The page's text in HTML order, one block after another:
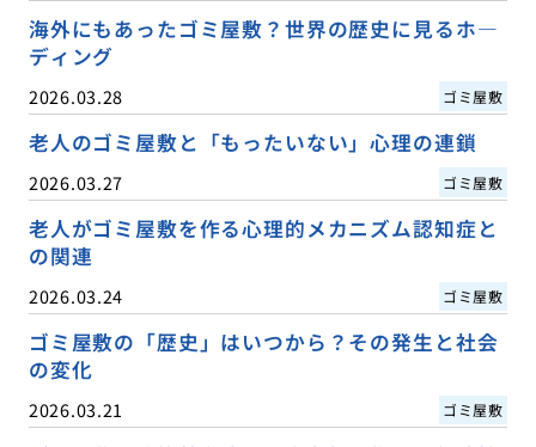
海外にもあったゴミ屋敷？世界の歴史に見るホ―
ディング
2026.03.28 ゴミ屋敷
老人のゴミ屋敷と「もったいない」心理の連鎖
2026.03.27 ゴミ屋敷
老人がゴミ屋敷を作る心理的メカニズム認知症と
の関連
2026.03.24 ゴミ屋敷
ゴミ屋敷の「歴史」はいつから？その発生と社会
の変化
2026.03.21 ゴミ屋敷